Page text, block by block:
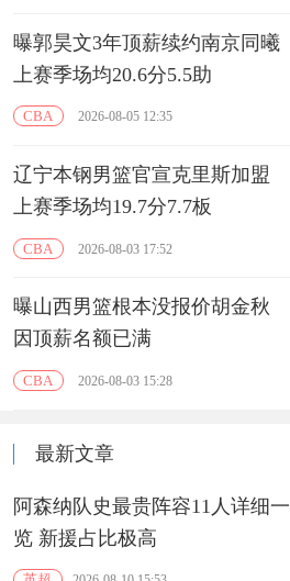
曝郭昊文3年顶薪续约南京同曦
上赛季场均20.6分5.5助
CBA 2026-08-05 12:35
辽宁本钢男篮官宣克里斯加盟
上赛季场均19.7分7.7板
CBA 2026-08-03 17:52
曝山西男篮根本没报价胡金秋
因顶薪名额已满
CBA 2026-08-03 15:28
最新文章
阿森纳队史最贵阵容11人详细一
览 ‌新援占比极高‌